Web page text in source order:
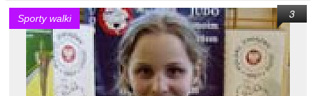
Sporty walki 3